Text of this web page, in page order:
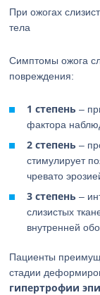
При ожогах
тела
Симптомы ожога
повреждения:
1 степень –
фактора
2 степень –
стимулирует
чревато
3 степень –
слизистых
внутренней
Пациенты
стадии
гипертрофии